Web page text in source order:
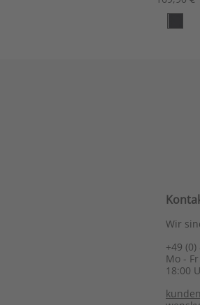
Wir
+49 (0)
Mo -
18:00